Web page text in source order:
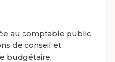
au comptable public
de conseil et
budgétaire,